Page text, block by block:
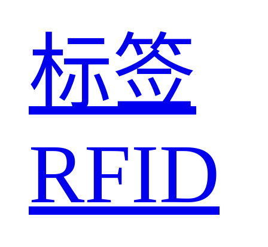
标签
RFID